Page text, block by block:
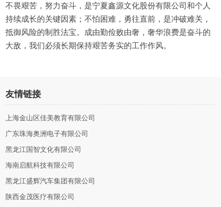
不畏艰苦，努力奋斗，是宁夏鑫源文化股份有限公司和个人
持续成长的关键因素；不怕困难，勇往直前，是冲破难关，
抵御风险的制胜法宝。成由勤俭败由奢，奢华浪费是奋斗的
大敌，我们必须长期保持艰苦务实的工作作风。
友情链接
上海金山区佳美教育有限公司
广东珠海奥洲电子有限公司
黑龙江国智文化有限公司
海南启航科技有限公司
黑龙江盛辉汽车集团有限公司
陕西金茂医疗有限公司